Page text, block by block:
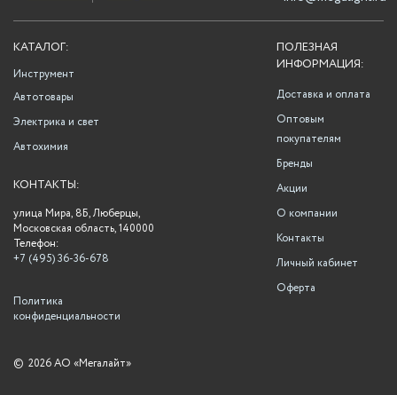
ПОЛЕЗНАЯ
ИНФОРМАЦИЯ:
Доставка и оплата
Оптовым
покупателям
Бренды
Акции
О компании
Контакты
Личный кабинет
Оферта
КАТАЛОГ:
Инструмент
Автотовары
Электрика и свет
Автохимия
КОНТАКТЫ:
улица Мира, 8Б, Люберцы,
Московская область, 140000
Телефон:
+7 (495) 36-36-678
Политика
конфиденциальности
© 2026 АО «Мегалайт»